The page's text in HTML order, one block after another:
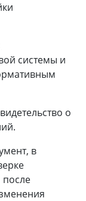
системы и
о
в
после